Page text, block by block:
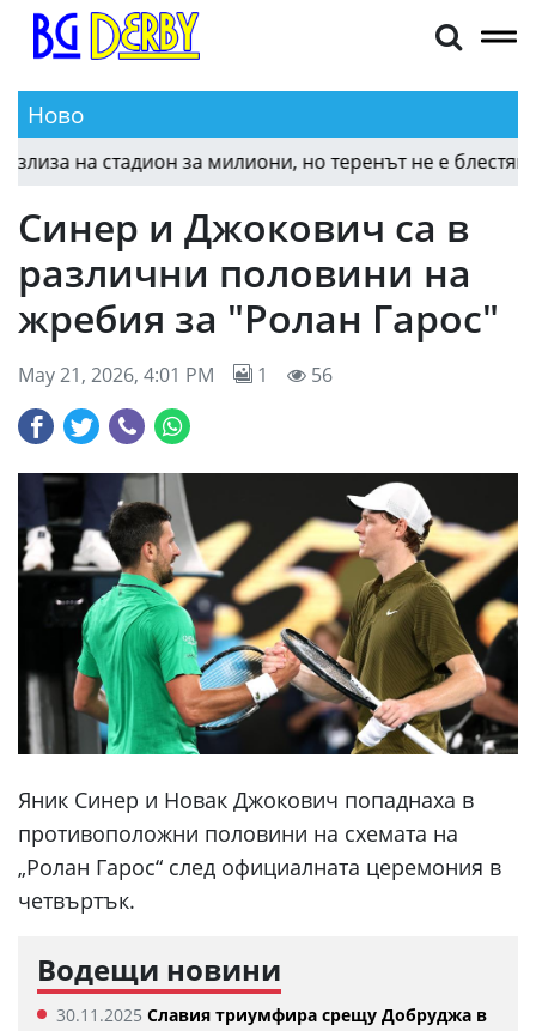
Ново
на стадион за милиони, но теренът не е блестящ
Синер и Джокович са в
различни половини на
жребия за "Ролан Гарос"
May 21, 2026, 4:01 PM 1 56
Яник Синер и Новак Джокович попаднаха в
противоположни половини на схемата на
„Ролан Гарос“ след официалната церемония в
четвъртък.
Водещи новини
30.11.2025 Славия триумфира срещу Добруджа в